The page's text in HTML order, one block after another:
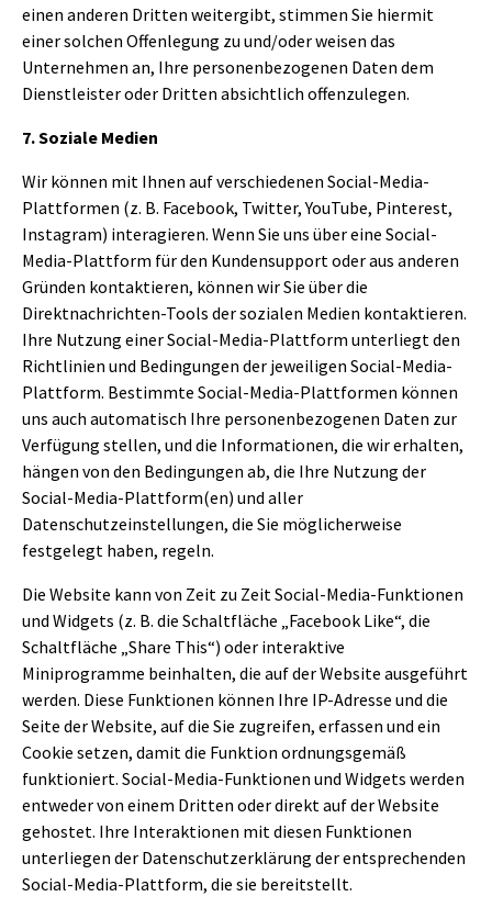
einen anderen Dritten weitergibt, stimmen Sie hiermit
einer solchen Offenlegung zu und/oder weisen das
Unternehmen an, Ihre personenbezogenen Daten dem
Dienstleister oder Dritten absichtlich offenzulegen.
7. Soziale Medien
Wir können mit Ihnen auf verschiedenen Social-Media-
Plattformen (z. B. Facebook, Twitter, YouTube, Pinterest,
Instagram) interagieren. Wenn Sie uns über eine Social-
Media-Plattform für den Kundensupport oder aus anderen
Gründen kontaktieren, können wir Sie über die
Direktnachrichten-Tools der sozialen Medien kontaktieren.
Ihre Nutzung einer Social-Media-Plattform unterliegt den
Richtlinien und Bedingungen der jeweiligen Social-Media-
Plattform. Bestimmte Social-Media-Plattformen können
uns auch automatisch Ihre personenbezogenen Daten zur
Verfügung stellen, und die Informationen, die wir erhalten,
hängen von den Bedingungen ab, die Ihre Nutzung der
Social-Media-Plattform(en) und aller
Datenschutzeinstellungen, die Sie möglicherweise
festgelegt haben, regeln.
Die Website kann von Zeit zu Zeit Social-Media-Funktionen
und Widgets (z. B. die Schaltfläche „Facebook Like“, die
Schaltfläche „Share This“) oder interaktive
Miniprogramme beinhalten, die auf der Website ausgeführt
werden. Diese Funktionen können Ihre IP-Adresse und die
Seite der Website, auf die Sie zugreifen, erfassen und ein
Cookie setzen, damit die Funktion ordnungsgemäß
funktioniert. Social-Media-Funktionen und Widgets werden
entweder von einem Dritten oder direkt auf der Website
gehostet. Ihre Interaktionen mit diesen Funktionen
unterliegen der Datenschutzerklärung der entsprechenden
Social-Media-Plattform, die sie bereitstellt.